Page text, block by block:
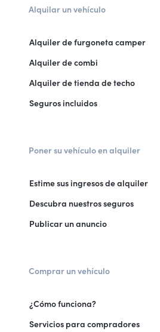
Alquilar un vehículo
Alquiler de furgoneta camper
Alquiler de combi
Alquiler de tienda de techo
Seguros incluidos
Poner su vehículo en alquiler
Estime sus ingresos de alquiler
Descubra nuestros seguros
Publicar un anuncio
Comprar un vehículo
¿Cómo funciona?
Servicios para compradores